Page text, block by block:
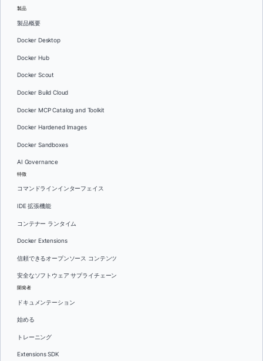
製品
製品概要
Docker Desktop
Docker Hub
Docker Scout
Docker Build Cloud
Docker MCP Catalog and Toolkit
Docker Hardened Images
Docker Sandboxes
AI Governance
特徴
コマンドラインインターフェイス
IDE 拡張機能
コンテナー ランタイム
Docker Extensions
信頼できるオープンソース コンテンツ
安全なソフトウェア サプライチェーン
開発者
ドキュメンテーション
始める
トレーニング
Extensions SDK